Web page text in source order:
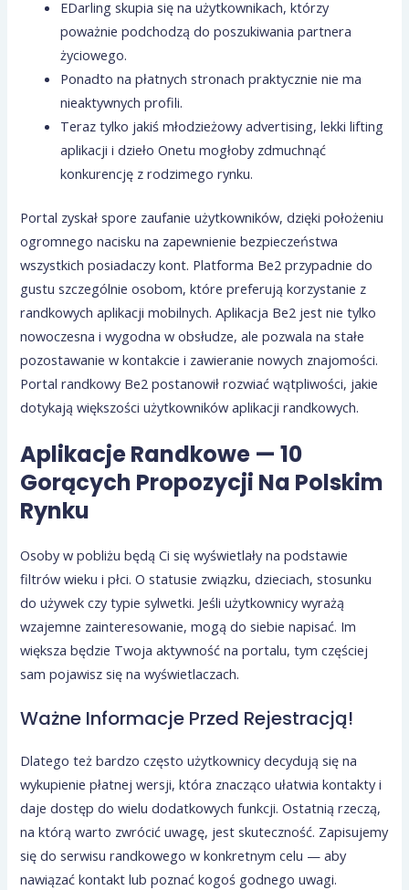
EDarling skupia się na użytkownikach, którzy
poważnie podchodzą do poszukiwania partnera
życiowego.
Ponadto na płatnych stronach praktycznie nie ma
nieaktywnych profili.
Teraz tylko jakiś młodzieżowy advertising, lekki lifting
aplikacji i dzieło Onetu mogłoby zdmuchnąć
konkurencję z rodzimego rynku.
Portal zyskał spore zaufanie użytkowników, dzięki położeniu
ogromnego nacisku na zapewnienie bezpieczeństwa
wszystkich posiadaczy kont. Platforma Be2 przypadnie do
gustu szczególnie osobom, które preferują korzystanie z
randkowych aplikacji mobilnych. Aplikacja Be2 jest nie tylko
nowoczesna i wygodna w obsłudze, ale pozwala na stałe
pozostawanie w kontakcie i zawieranie nowych znajomości.
Portal randkowy Be2 postanowił rozwiać wątpliwości, jakie
dotykają większości użytkowników aplikacji randkowych.
Aplikacje Randkowe — 10
Gorących Propozycji Na Polskim
Rynku
Osoby w pobliżu będą Ci się wyświetlały na podstawie
filtrów wieku i płci. O statusie związku, dzieciach, stosunku
do używek czy typie sylwetki. Jeśli użytkownicy wyrażą
wzajemne zainteresowanie, mogą do siebie napisać. Im
większa będzie Twoja aktywność na portalu, tym częściej
sam pojawisz się na wyświetlaczach.
Ważne Informacje Przed Rejestracją!
Dlatego też bardzo często użytkownicy decydują się na
wykupienie płatnej wersji, która znacząco ułatwia kontakty i
daje dostęp do wielu dodatkowych funkcji. Ostatnią rzeczą,
na którą warto zwrócić uwagę, jest skuteczność. Zapisujemy
się do serwisu randkowego w konkretnym celu — aby
nawiązać kontakt lub poznać kogoś godnego uwagi.